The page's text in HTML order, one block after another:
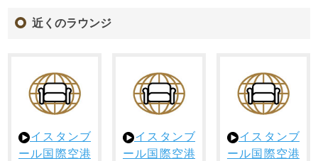
近くのラウンジ
イスタンブ
ール国際空港
イスタンブ
ール国際空港
イスタンブ
ール国際空港